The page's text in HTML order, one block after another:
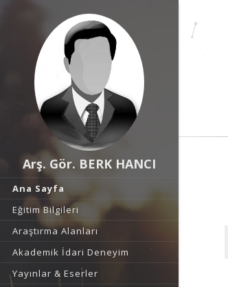
Arş. Gör. BERK HANCI
Ana Sayfa
Eğitim Bilgileri
Araştırma Alanları
Akademik İdari Deneyim
Yayınlar & Eserler